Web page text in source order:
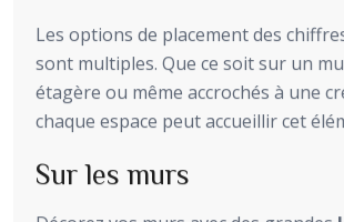
Les options de placement des
sont multiples. Que ce soit sur un
étagère ou même accrochés à une
chaque espace peut accueillir cet
Sur les murs